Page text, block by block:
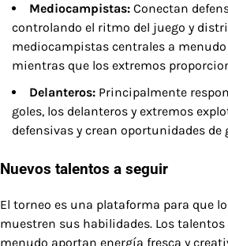
Mediocampistas: Conectan
controlando el ritmo del juego y
mediocampistas centrales a
mientras que los extremos
Delanteros: Principalmente
goles, los delanteros y extremos
defensivas y crean oportunidades de
Nuevos talentos a seguir
El torneo es una plataforma para que
muestren sus habilidades. Los talentos
menudo aportan energía fresca y